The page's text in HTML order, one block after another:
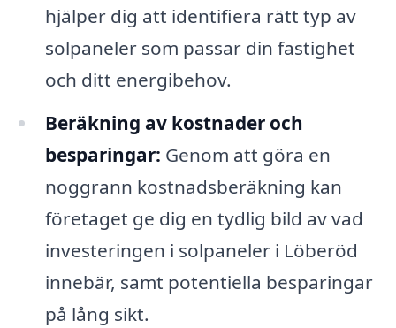
hjälper dig att identifiera rätt typ av
solpaneler som passar din fastighet
och ditt energibehov.
Beräkning av kostnader och
besparingar: Genom att göra en
noggrann kostnadsberäkning kan
företaget ge dig en tydlig bild av vad
investeringen i solpaneler i Löberöd
innebär, samt potentiella besparingar
på lång sikt.